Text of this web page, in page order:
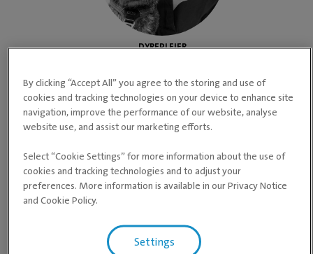
DYREPLEIER
NCert, Etterutdanning NMBU 15 studiepoeng
anestesi og smertelindring
Les mer om Karoline
By clicking “Accept All” you agree to the storing and use of
cookies and tracking technologies on your device to enhance site
navigation, improve the performance of our website, analyse
website use, and assist our marketing efforts.
Select “Cookie Settings” for more information about the use of
cookies and tracking technologies and to adjust your
preferences. More information is available in our Privacy Notice
and Cookie Policy.
Settings